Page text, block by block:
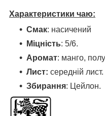
Характеристики чаю:
Смак: насичений
Міцність: 5/6.
Аромат: манго,
Лист: середній лист.
Збирання: Цейлон.